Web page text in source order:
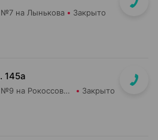
на Лынькова Закрыто
145а
ФармОстров ООО Аптека №9 на Рокоссовского Закрыто